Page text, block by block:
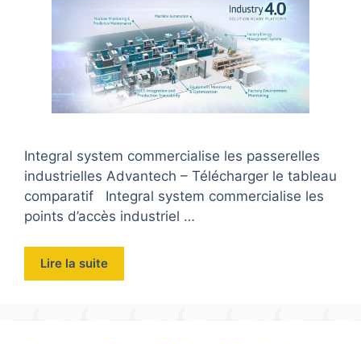
Integral system commercialise les passerelles
industrielles Advantech – Télécharger le tableau
comparatif Integral system commercialise les
points d’accès industriel …
Lire la suite